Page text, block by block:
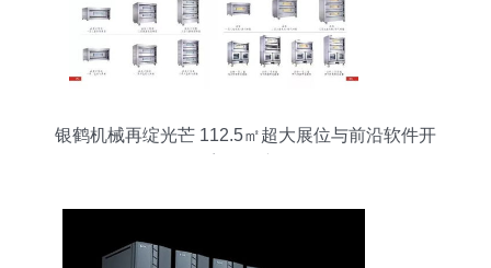
银鹤机械再绽光芒 112.5㎡超大展位与前沿软件开